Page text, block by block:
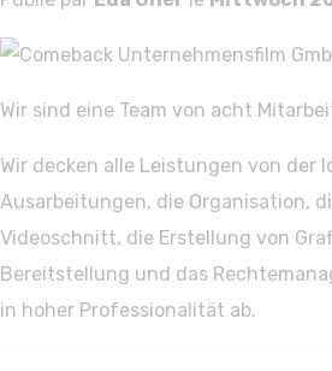
Wir sind eine Team von acht
Wir decken alle Leistungen von der
Ausarbeitungen, die Organisation,
Videoschnitt, die Erstellung von
Bereitstellung und das
in hoher Professionalität ab.